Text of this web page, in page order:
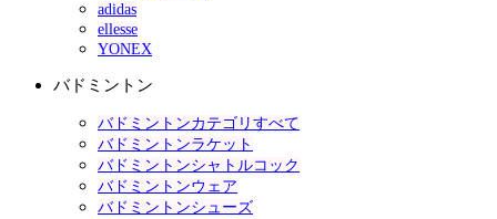
adidas
ellesse
YONEX
バドミントン
バドミントンカテゴリすべて
バドミントンラケット
バドミントンシャトルコック
バドミントンウェア
バドミントンシューズ